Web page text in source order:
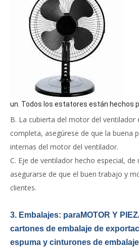
un. Todos los estatores están hechos
B. La cubierta del motor del ventilador
completa, asegúrese de que la buena
internas del motor del ventilador.
C. Eje de ventilador hecho especial, de
asegurarse de que el buen trabajo y
clientes.
3. Embalajes: paraMOTOR Y
cartones de embalaje de
espuma y cinturones de